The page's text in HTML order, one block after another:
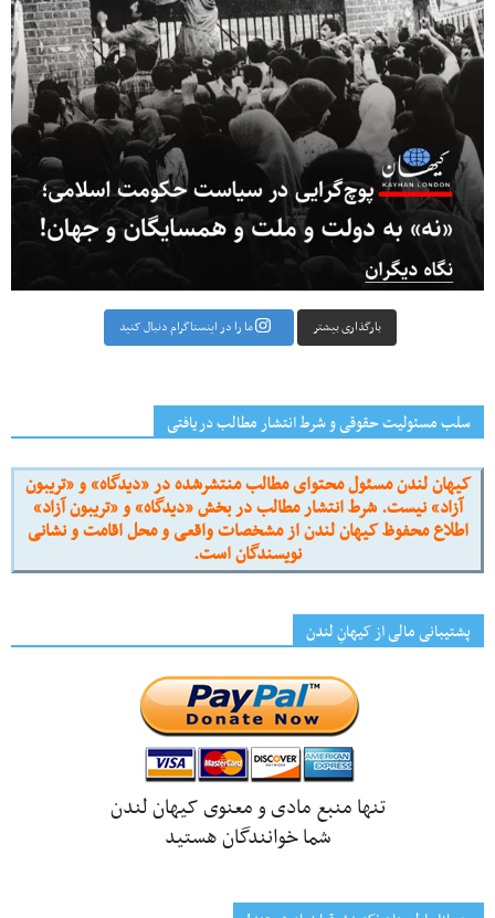
بارگذاری بیشتر ما را در اینستاگرام دنبال کنید
سلب مسئولیت حقوقی و شرط انتشار مطالب دریافتی
کیهان لندن مسئول محتوای مطالب منتشرشده در «دیدگاه» و «تریبون
آزاد» نیست. شرط انتشار مطالب در بخش «دیدگاه» و «تریبون آزاد»
اطلاع محفوظ کیهان لندن از مشخصات واقعی و محل اقامت و نشانی
نویسندگان است.
پشتیبانی مالی از کیهانِ لندن
تنها منبع مادی و معنوی کیهان لندن
شما خوانندگان هستید